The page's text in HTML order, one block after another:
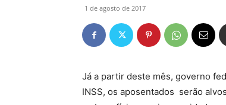
1 de agosto de 2017
Já a partir deste mês, governo
INSS, os aposentados serão